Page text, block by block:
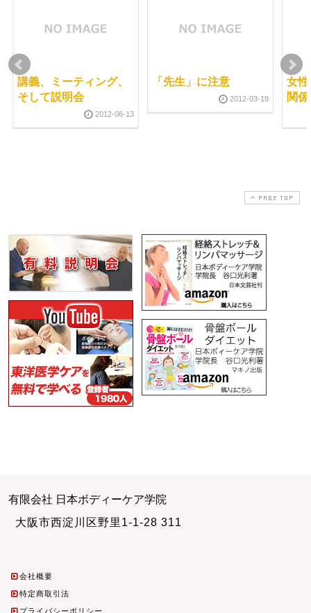
講義、ミーティング、
そして説明会
2012-06-13
「先生」に注意
2012-03-19
女
関係
PAGE TOP
有限会社 日本ボディーケア学院
大阪市西淀川区野里1-1-28 311
会社概要
特定商取引法
プライバシーポリシー